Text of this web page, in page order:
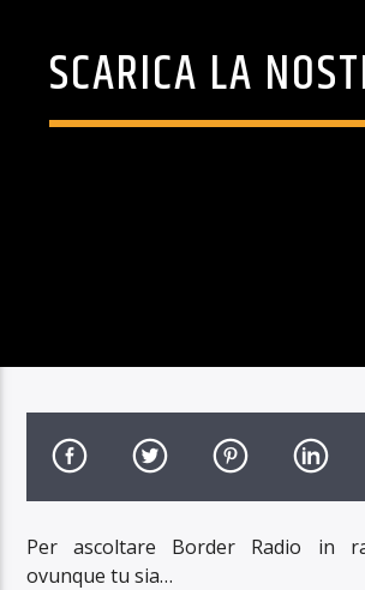
SCARICA LA
Per ascoltare Border Radio in
ovunque tu sia…